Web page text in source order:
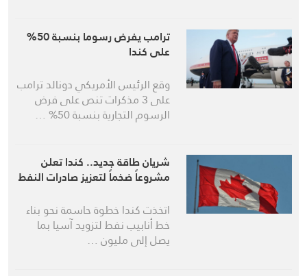
ترامب يفرض رسوما بنسبة 50%
على كندا
وقع الرئيس الأمريكي دونالد ترامب
على 3 مذكرات تنص على فرض
الرسوم التجارية بنسبة 50% …
شريان طاقة جديد.. كندا تعلن
مشروعاً ضخماً لتعزيز صادرات النفط
اتخذت كندا خطوة حاسمة نحو بناء
خط أنابيب نفط لتزويد آسيا بما
يصل إلى مليون …